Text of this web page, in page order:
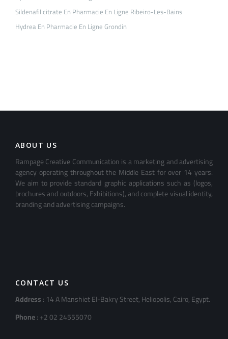
Sildenafil citrate En Pharmacie En Ligne Ribeiro-Les-Bains
Hydrea En Pharmacie En Ligne Grondin
ABOUT US
Rampage Creative Communication is a marketing and advertising
agency operating throughout the Middle East for over 14 years.
We aim to provide standard graphic applications such as (logos,
brochures and outdoors, Exhibitions), and complete visual identity,
branding and advertising campaigns.
CONTACT US
Address: 14 A Manshiet El-Bakry Street, Heliopolis, Cairo, Egypt.
Phone: +2 02 24555070